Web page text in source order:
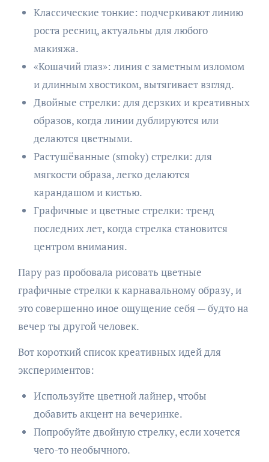
Классические тонкие: подчеркивают линию
роста ресниц, актуальны для любого
макияжа.
«Кошачий глаз»: линия с заметным изломом
и длинным хвостиком, вытягивает взгляд.
Двойные стрелки: для дерзких и креативных
образов, когда линии дублируются или
делаются цветными.
Растушёванные (smoky) стрелки: для
мягкости образа, легко делаются
карандашом и кистью.
Графичные и цветные стрелки: тренд
последних лет, когда стрелка становится
центром внимания.
Пару раз пробовала рисовать цветные
графичные стрелки к карнавальному образу, и
это совершенно иное ощущение себя — будто на
вечер ты другой человек.
Вот короткий список креативных идей для
экспериментов:
Используйте цветной лайнер, чтобы
добавить акцент на вечеринке.
Попробуйте двойную стрелку, если хочется
чего-то необычного.